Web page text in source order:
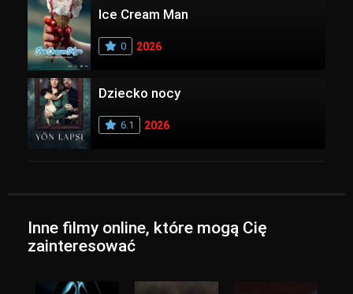
Ice Cream Man
0 2026
Dziecko nocy
6.1 2026
Inne filmy online, które mogą Cię
zainteresować